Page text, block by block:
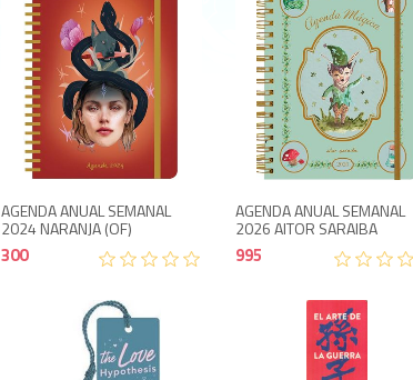
300
AGENDA ANUAL SEMANAL
2024 NARANJA (OF)
300
AGENDA ANUAL SEMANAL
2026 AITOR SARAIBA
995